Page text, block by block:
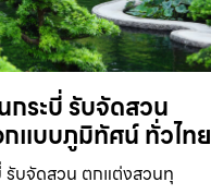
ระบี่ รับจัดสวน
แบบภูมิทัศน์ ทั่วไทย
รับจัดสวน ตกแต่งสวนทุ